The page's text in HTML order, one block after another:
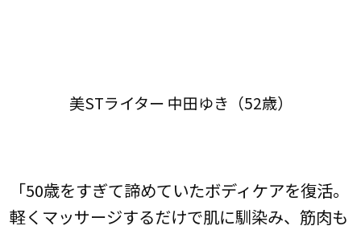
美STライター 中田ゆき（52歳）
「50歳をすぎて諦めていたボディケアを復活。
軽くマッサージするだけで肌に馴染み、筋肉も